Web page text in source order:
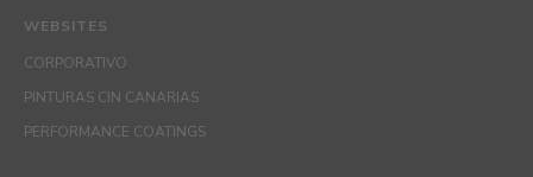
WEBSITES
CORPORATIVO
PINTURAS CIN CANARIAS
PERFORMANCE COATINGS